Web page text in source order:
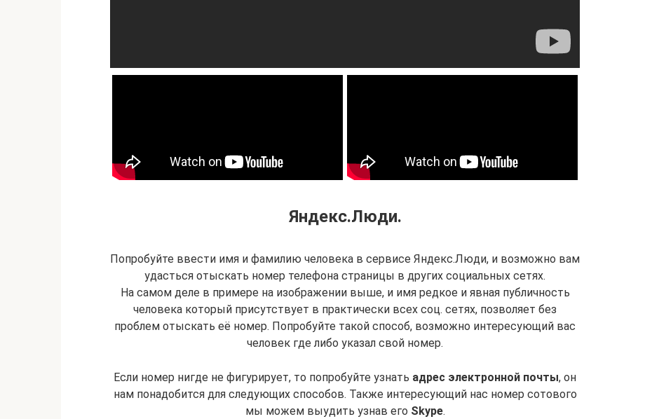
Яндекс.Люди.
Попробуйте ввести имя и фамилию человека в сервисе Яндекс.Люди, и возможно вам
удасться отыскать номер телефона страницы в других социальных сетях.
На самом деле в примере на изображении выше, и имя редкое и явная публичность
человека который присутствует в практически всех соц. сетях, позволяет без
проблем отыскать её номер. Попробуйте такой способ, возможно интересующий вас
человек где либо указал свой номер.
Если номер нигде не фигурирует, то попробуйте узнать адрес электронной почты, он
нам понадобится для следующих способов. Также интересующий нас номер сотового
мы можем выудить узнав его Skype.